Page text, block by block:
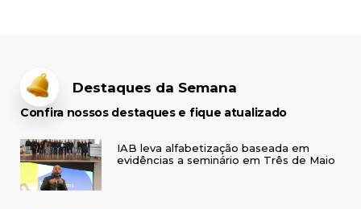
Destaques da Semana
Confira nossos destaques e fique atualizado
IAB leva alfabetização baseada em
evidências a seminário em Três de Maio